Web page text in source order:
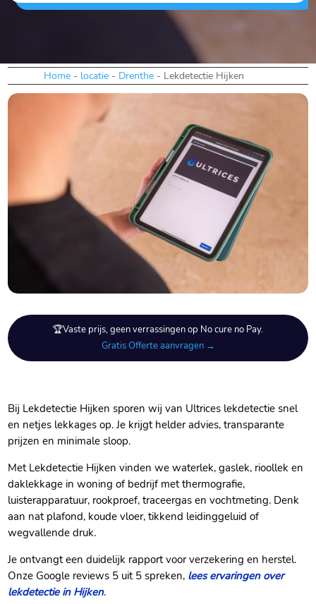
Home - locatie - Drenthe - Lekdetectie Hijken
🏆Vaste prijs, geen verrassingen op No cure no Pay.
Gratis Offerte aanvragen →
Bij Lekdetectie Hijken sporen wij van Ultrices lekdetectie snel
en netjes lekkages op.​ Je krijgt helder advies, transparante
prijzen en minimale sloop.​
Met Lekdetectie Hijken vinden we waterlek, gaslek, rioollek en
daklekkage in woning of bedrijf met thermografie,
luisterapparatuur, rookproef, traceergas en vochtmeting.​ Denk
aan nat plafond, koude vloer, tikkend leidinggeluid of
wegvallende druk.​
Je ontvangt een duidelijk rapport voor verzekering en herstel.​
Onze Google reviews 5 uit 5 spreken, lees ervaringen over
lekdetectie in Hijken.​